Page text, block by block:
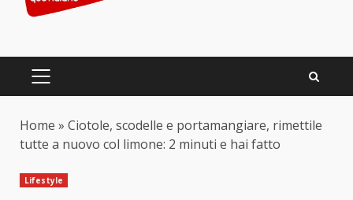
PRIMARY
Home » Ciotole, scodelle e portamangiare, rimettile
tutte a nuovo col limone: 2 minuti e hai fatto
Lifestyle